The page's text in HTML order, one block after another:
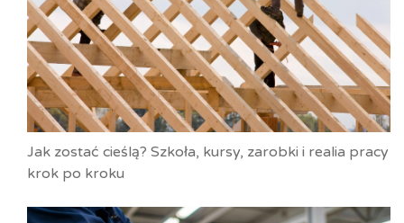
Jak zostać cieślą? Szkoła, kursy, zarobki i realia pracy
krok po kroku